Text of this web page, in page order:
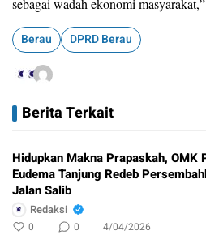
sebagai wadah ekonomi
Berau DPRD Berau
Berita Terkait
Hidupkan Makna Prapaskah, OMK
Eudema Tanjung Redeb
Jalan Salib
Redaksi
0 0 4/04/2026